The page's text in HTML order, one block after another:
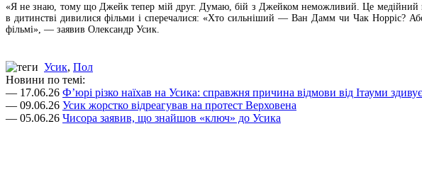
«Я не знаю, тому що Джейк тепер мій друг. Думаю, бій з Джейком неможливий. Це медійний
в дитинстві дивилися фільми і сперечалися: «Хто сильніший — Ван Дамм чи Чак Норріс?
фільмі», — заявив Олександр Усик.
Усик, Пол
Новини по темі:
— 17.06.26 Ф’юрі різко наїхав на Усика: справжня причина відмови від Ітауми здивує
— 09.06.26 Усик жорстко відреагував на протест Верховена
— 05.06.26 Чисора заявив, що знайшов «ключ» до Усика